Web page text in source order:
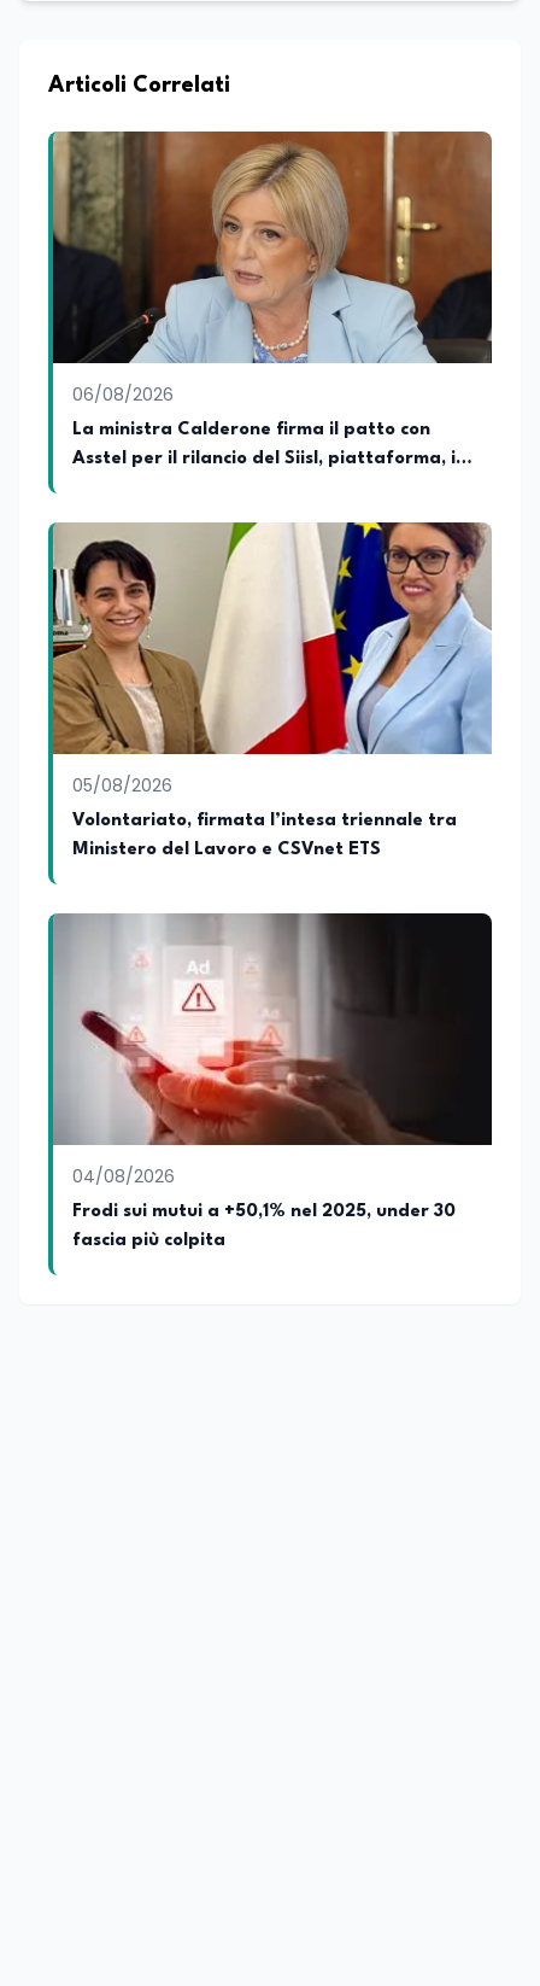
Articoli Correlati
06/08/2026
La ministra Calderone firma il patto con
Asstel per il rilancio del Siisl, piattaforma, in
05/08/2026
Volontariato, firmata l’intesa triennale tra
Ministero del Lavoro e CSVnet ETS
04/08/2026
Frodi sui mutui a +50,1% nel 2025, under 30
fascia più colpita